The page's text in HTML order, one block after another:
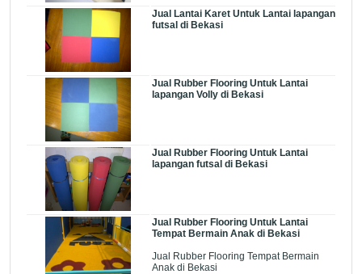
Jual Lantai Karet Untuk Lantai lapangan
futsal di Bekasi
Jual Rubber Flooring Untuk Lantai
lapangan Volly di Bekasi
Jual Rubber Flooring Untuk Lantai
lapangan futsal di Bekasi
Jual Rubber Flooring Untuk Lantai
Tempat Bermain Anak di Bekasi
Jual Rubber Flooring Tempat Bermain
Anak di Bekasi